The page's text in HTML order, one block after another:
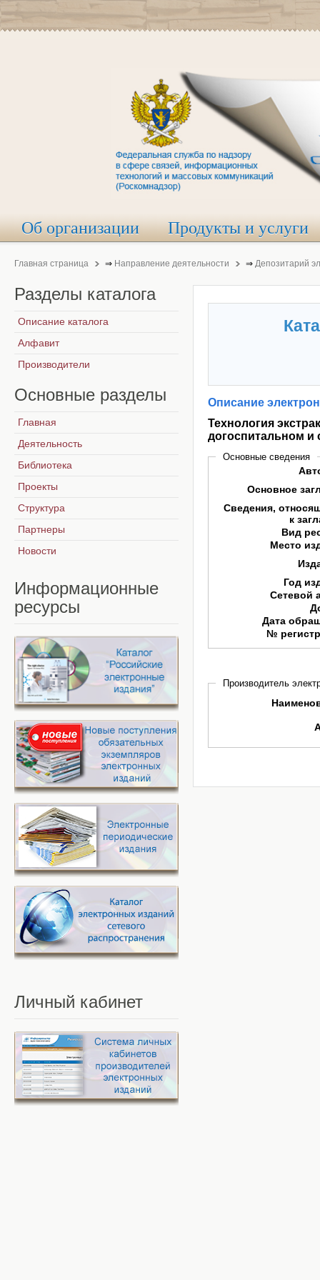
Об организации Продукты и услуги
Главная страница ⇒ Направление деятельности ⇒ Депозитарий
Описание
Технология
догоспитальном и
Основные сведения
Основное
Сведения,
к
Вид
Место
Год
Сетевой
Дата
№
Производитель
Разделы каталога
Описание каталога
Алфавит
Производители
Основные разделы
Главная
Деятельность
Библиотека
Проекты
Структура
Партнеры
Новости
Информационные
ресурсы
Личный кабинет